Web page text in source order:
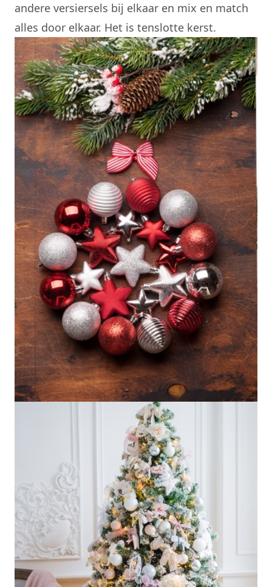
andere versiersels bij elkaar en mix en match
alles door elkaar. Het is tenslotte kerst.